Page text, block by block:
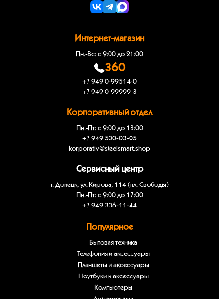
Интернет-магазин
Пн.-Вс: с 9:00 до 21:00
360
+7 949 0-99514-0
+7 949 0-99999-3
Корпоративный отдел
Пн.-Пт: с 9:00 до 18:00
+7 949 500-03-05
korporativ@steelsmart.shop
Сервисный центр
г. Донецк, ул. Кирова, 114 (пл. Свободы)
Пн.-Пт: с 9:00 до 17:00
+7 949 306-11-44
Популярное
Бытовая техника
Телефония и аксессуары
Планшеты и аксессуары
Ноутбуки и аксессуары
Компьютеры